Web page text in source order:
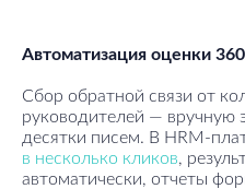
Автоматизация оценки 360
Сбор обратной связи от
руководителей — вручную
десятки писем. В HRM-
в несколько кликов,
автоматически, отчеты